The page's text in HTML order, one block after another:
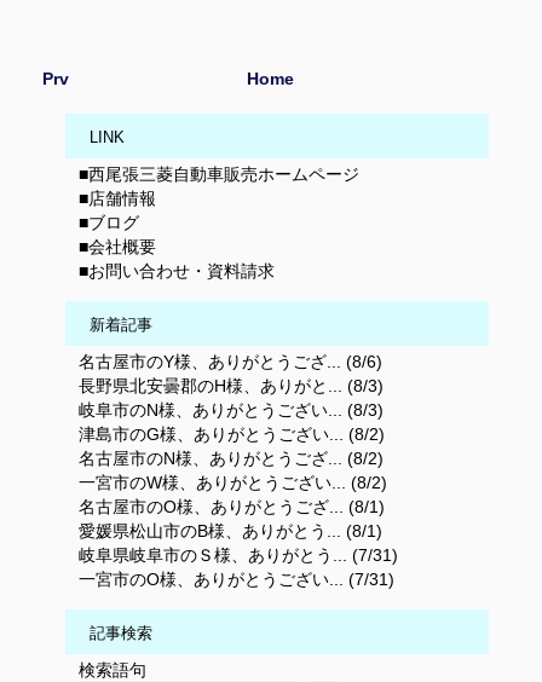
Prv Home
LINK
■西尾張三菱自動車販売ホームページ
■店舗情報
■ブログ
■会社概要
■お問い合わせ・資料請求
新着記事
名古屋市のY様、ありがとうござ... (8/6)
長野県北安曇郡のH様、ありがと... (8/3)
岐阜市のN様、ありがとうござい... (8/3)
津島市のG様、ありがとうござい... (8/2)
名古屋市のN様、ありがとうござ... (8/2)
一宮市のW様、ありがとうござい... (8/2)
名古屋市のO様、ありがとうござ... (8/1)
愛媛県松山市のB様、ありがとう... (8/1)
岐阜県岐阜市のＳ様、ありがとう... (7/31)
一宮市のO様、ありがとうござい... (7/31)
記事検索
検索語句